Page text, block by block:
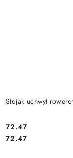
Stojak uchwyt
Cena:
72.47
Cena:
72.47